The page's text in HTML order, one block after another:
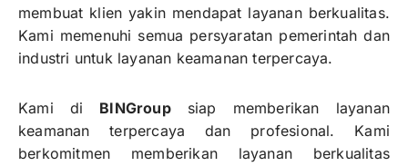
membuat klien yakin mendapat layanan berkualitas.
Kami memenuhi semua persyaratan pemerintah dan
industri untuk layanan keamanan terpercaya.
Kami di BINGroupsiap memberikan layanan
keamanan terpercaya dan profesional. Kami
berkomitmen memberikan layanan berkualitas